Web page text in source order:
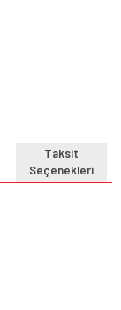
Taksit
Seçenekleri